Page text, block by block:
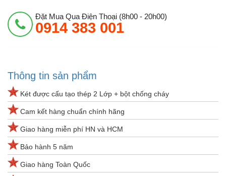
Đặt Mua Qua Điện Thoại (8h00 - 20h00)
0914 383 001
Thông tin sản phẩm
Két được cấu tạo thép 2 Lớp + bột chống cháy
Cam kết hàng chuẩn chính hãng
Giao hàng miễn phí HN và HCM
Bảo hành 5 năm
Giao hàng Toàn Quốc